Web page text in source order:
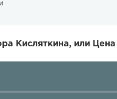
Кисляткина, или Цена